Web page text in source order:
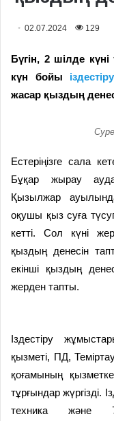
02.07.2024 129
Бүгін, 2 шілде
күн бойы іздестіру
жасар қыздың
Естеріңізге сала
Бұқар жырау
Қызылжар
оқушы қыз суға
кетті. Сол күні
қыздың денесін
екінші қыздың
жерден тапты.
Іздестіру
қызметі, ПД,
қоғамының
тұрғындар
техника және